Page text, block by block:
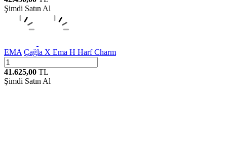
Şimdi Satın Al
EMA Çağla X Ema H Harf Charm
41.625,00 TL
Şimdi Satın Al